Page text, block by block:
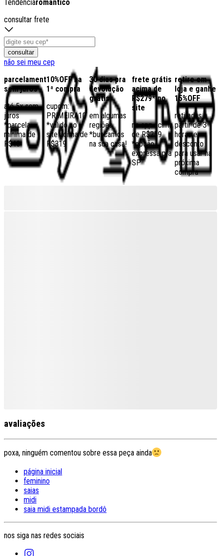
Tendênciaromântico
consultar frete
consultar
não sei meu cep
parcelamento
sem juros
até 5x sem
juros
*parcela
mínima de
R$40
10%OFF na
1ª compra
cupom:
PRIMEIRA10
*válido no
site acima de
R$319
30 dias pra
devolução
grátis
em algumas
regiões,
*buscamos
na sua casa!
frete grátis
acima de
R$279* no
site
no app acima
de R$259
*opção
expressa pra
SP
retire em
loja e ganhe
15%OFF
retiradas a
partir de 3
horas e
desconto
para usar na
próxima
compra
avaliações
poxa, ninguém comentou sobre essa peça ainda
página inicial
feminino
saias
midi
saia midi estampada bordô
nos siga nas redes sociais